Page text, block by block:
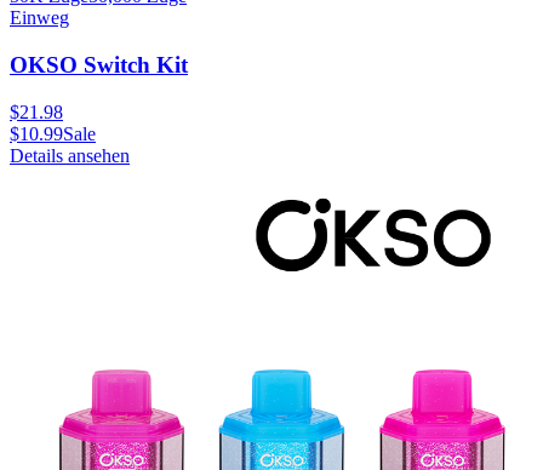
Einweg
OKSO Switch Kit
$21.98
$10.99Sale
Details ansehen